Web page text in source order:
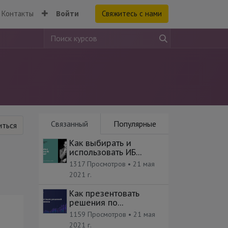
Контакты Войти Свяжитесь с нами
Связанный
Популярные
Как выбирать и
использовать ИБ
фреймворки?
1317 Просмотров • 21 мая
2021 г.
Как презентовать
решения по
безопасности бизнес-
подразделениям
1159 Просмотров • 21 мая
2021 г.